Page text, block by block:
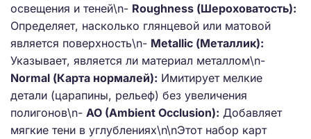
освещения и теней\n- Roughness (Шероховатость):
Определяет, насколько глянцевой или матовой
является поверхность\n- Metallic (Металлик):
Указывает, является ли материал металлом\n-
Normal (Карта нормалей): Имитирует мелкие
детали (царапины, рельеф) без увеличения
полигонов\n- AO (Ambient Occlusion): Добавляет
мягкие тени в углублениях\n\nЭтот набор карт